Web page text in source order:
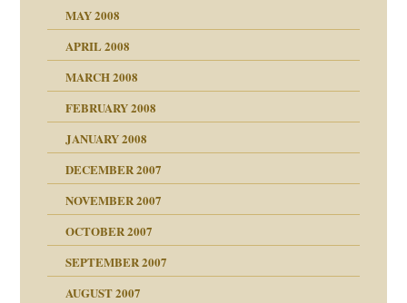
MAY 2008
APRIL 2008
MARCH 2008
FEBRUARY 2008
JANUARY 2008
DECEMBER 2007
NOVEMBER 2007
OCTOBER 2007
SEPTEMBER 2007
AUGUST 2007